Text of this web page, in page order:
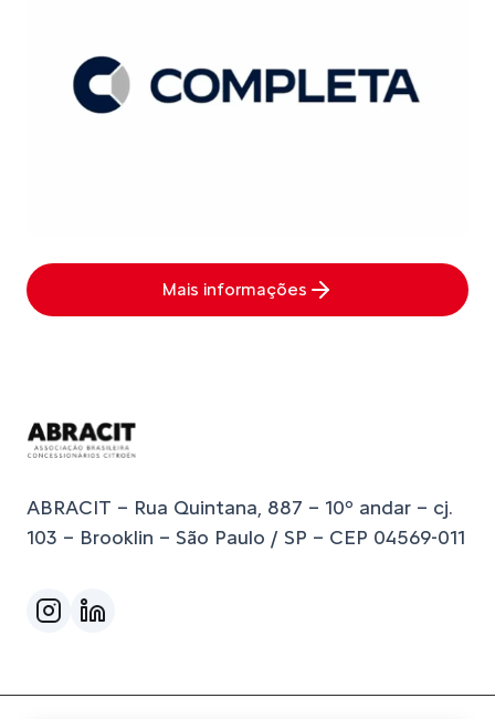
Mais informações
ABRACIT – Rua Quintana, 887 – 10º andar – cj.
103 – Brooklin – São Paulo / SP – CEP 04569-011